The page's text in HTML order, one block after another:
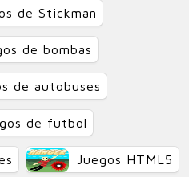
de Stickman
de bombas
de autobuses
de futbol
Juegos HTML5